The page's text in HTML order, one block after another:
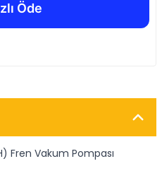
Fren Vakum Pompası